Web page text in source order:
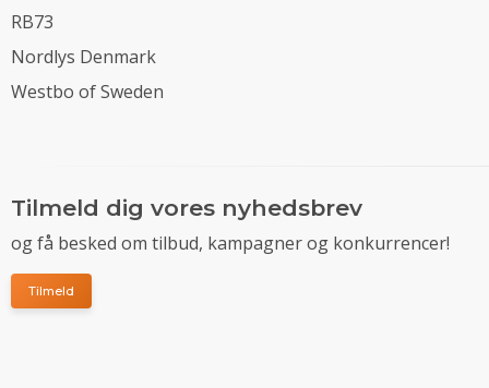
RB73
Nordlys Denmark
Westbo of Sweden
Tilmeld dig vores nyhedsbrev
og få besked om tilbud, kampagner og konkurrencer!
Tilmeld